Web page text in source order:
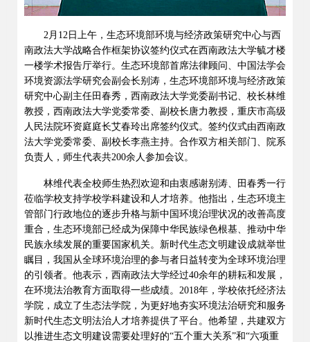
2 月 12 日上午，生态环境部环境与经济政策研究中心与西
南政法大学战略合作框架协议签约仪式在西南政法大学毓才楼
一楼学术报告厅举行。生态环境部首席法律顾问、中国法学会
环境资源法学研究会副会长别涛，生态环境部环境与经济政策
研究中心副主任田春秀，西南政法大学党委副书记、校长林维
教授，西南政法大学党委常委、副校长唐力教授，重庆市高级
人民法院环资庭庭长艾春玲出席签约仪式。签约仪式由西南政
法大学党委常委、副校长李燕主持。合作双方相关部门、院系
负责人，师生代表共200余人参加会议。
林维代表全校师生热烈欢迎和由衷感谢别涛、田春秀一行
莅临学校支持学校学科建设和人才培养。他指出，生态环境主
管部门行政地位的逐步升格与新中国环境治理状况的改善高度
重合，生态环境部已经成为保障中华民族绿色根基、推动中华
民族永续发展的重要国家机关。新时代生态文明建设成就举世
瞩目，我国从全球环境治理的参与者日益转变为全球环境治理
的引领者。他表示，西南政法大学经过40余年的耕耘和发展，
在环境法治教育方面取得一些成绩。 2018年，学校依托经济法
学院，成立了生态法学院，为更好地夯实环境法治研究和服务
新时代生态文明法治人才培养提供了平台。他希望，共建双方
以推进生态文明建设需要处理好的“五个重大关系”和“六项重